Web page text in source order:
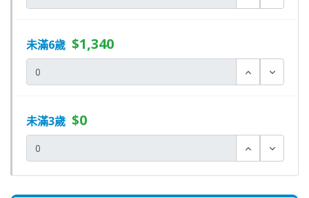
未滿6歲 $1,340
未滿3歲 $0